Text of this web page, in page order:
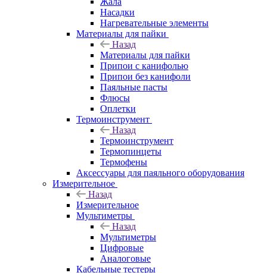
Насадки
Нагревательные элементы
Материалы для пайки
Назад
Материалы для пайки
Припои с канифолью
Припои без канифоли
Паяльные пасты
Флюсы
Оплетки
Термоинструмент
Назад
Термоинструмент
Термопинцеты
Термофены
Аксессуары для паяльного оборудования
Измерительное
Назад
Измерительное
Мультиметры
Назад
Мультиметры
Цифровые
Аналоговые
Кабельные тестеры